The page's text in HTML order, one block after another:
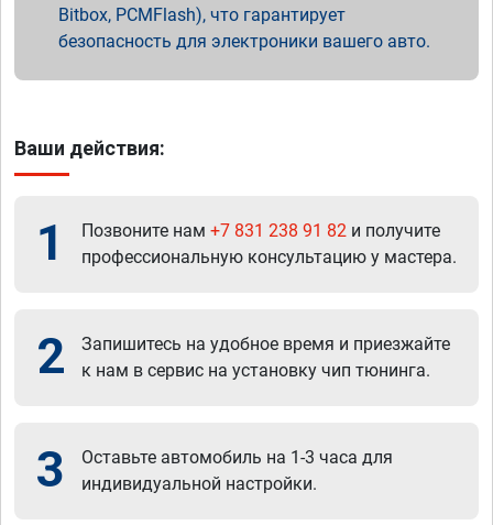
Bitbox, PCMFlash), что гарантирует
безопасность для электроники вашего авто.
Ваши действия:
1 Позвоните нам +7 831 238 91 82 и получите
профессиональную консультацию у мастера.
2
Запишитесь на удобное время и приезжайте
к нам в сервис на установку чип тюнинга.
3
Оставьте автомобиль на 1-3 часа для
индивидуальной настройки.